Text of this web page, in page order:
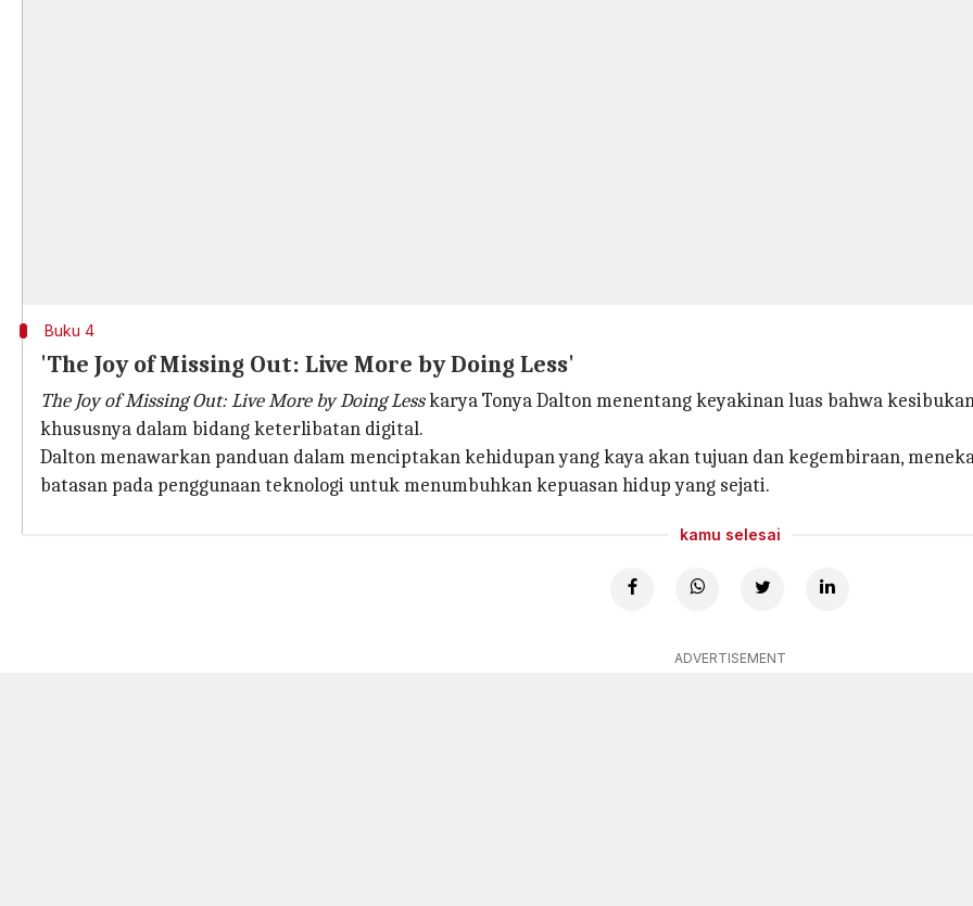
Buku 4
'The Joy of Missing Out: Live More by Doing Less'
The Joy of Missing Out: Live More by Doing Lesskarya Tonya Dalton menentang keyakinan luas bahwa
khususnya dalam bidang keterlibatan digital.
Dalton menawarkan panduan dalam menciptakan kehidupan yang kaya akan tujuan dan kegembiraan,
batasan pada penggunaan teknologi untuk menumbuhkan kepuasan hidup yang sejati.
kamu selesai
ADVERTISEMENT